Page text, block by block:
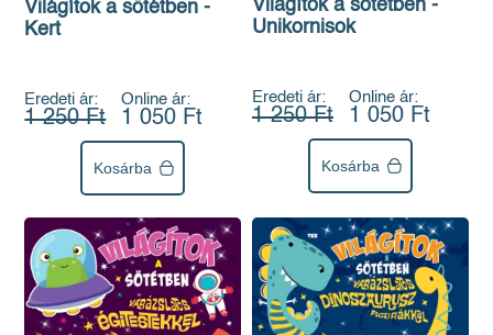
Világítok a sötétben -
Kert
Eredeti ár:
1 250 Ft
Online ár:
1 050 Ft
Kosárba
Világítok a sötétben -
Unikornisok
Eredeti ár:
1 250 Ft
Online ár:
1 050 Ft
Kosárba